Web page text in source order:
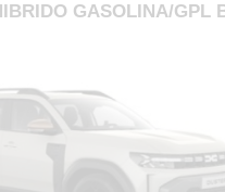
GASOLINA/GPL